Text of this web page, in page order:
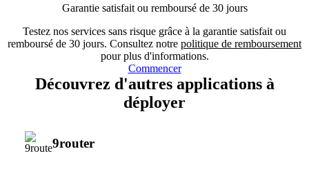
Garantie satisfait ou remboursé de 30 jours
Testez nos services sans risque grâce à la garantie satisfait ou
remboursé de 30 jours. Consultez notre politique de remboursement
pour plus d'informations.
Commencer
Découvrez d'autres applications à
déployer
9router